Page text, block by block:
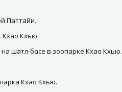
Паттайи.
Кхао Кхью.
шатл-басе в зоопарке Кхао Кхью.
Кхао Кхью.